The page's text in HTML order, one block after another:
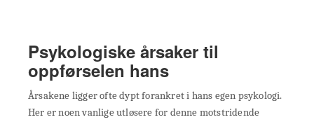
Psykologiske årsaker til
oppførselen hans
Årsakene ligger ofte dypt forankret i hans egen psykologi.
Her er noen vanlige utløsere for denne motstridende